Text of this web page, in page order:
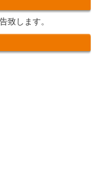
致します。